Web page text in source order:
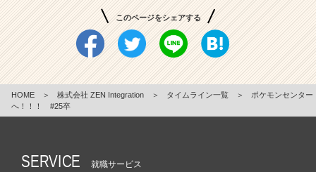
このページをシェアする
HOME ＞ 株式会社 ZEN Integration ＞ タイムライン一覧 ＞
ポケモンセンター
へ！！！ #25卒
SERVICE 就職サービス